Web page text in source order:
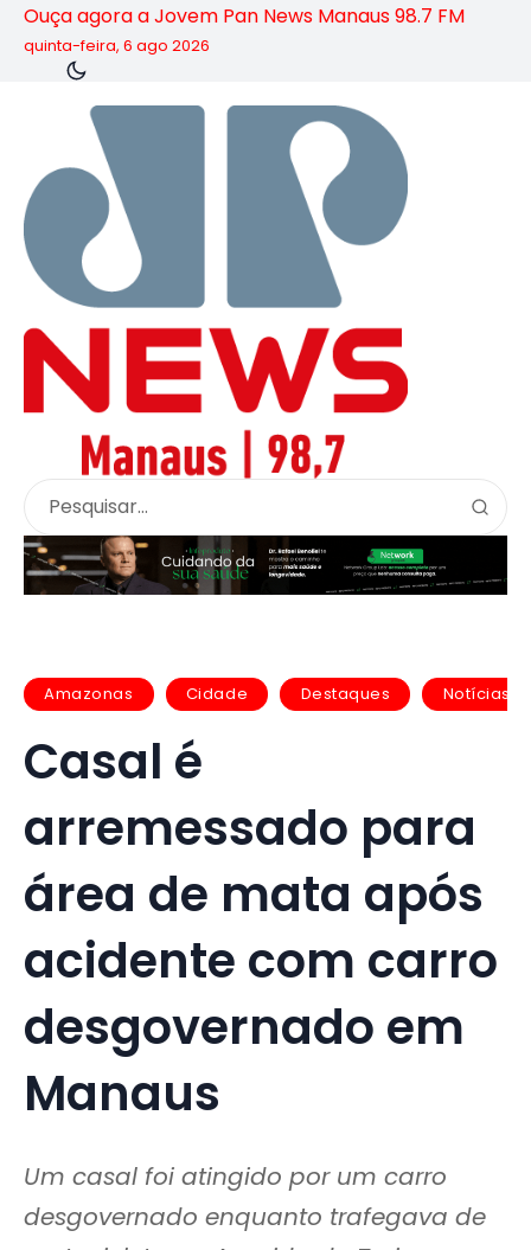
Ouça agora a Jovem Pan News Manaus 98.7 FM
quinta-feira, 6 ago 2026
Amazonas Cidade Destaques Notícias
Casal é
arremessado para
área de mata após
acidente com carro
desgovernado em
Manaus
Um casal foi atingido por um carro
desgovernado enquanto trafegava de